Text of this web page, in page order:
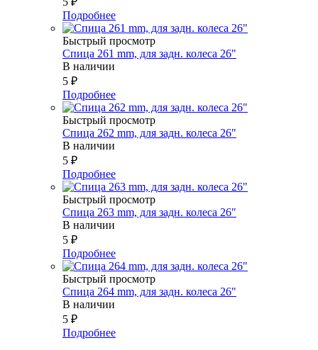
Подробнее
Быстрый просмотр
Спица 261 mm, для задн. колеса 26"
В наличии
5 ₽
Подробнее
Быстрый просмотр
Спица 262 mm, для задн. колеса 26"
В наличии
5 ₽
Подробнее
Быстрый просмотр
Спица 263 mm, для задн. колеса 26"
В наличии
5 ₽
Подробнее
Быстрый просмотр
Спица 264 mm, для задн. колеса 26"
В наличии
5 ₽
Подробнее